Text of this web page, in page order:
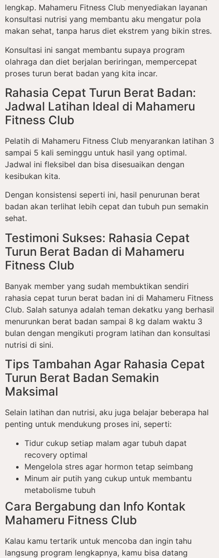
lengkap. Mahameru Fitness Club menyediakan layanan
konsultasi nutrisi yang membantu aku mengatur pola
makan sehat, tanpa harus diet ekstrem yang bikin stres.
Konsultasi ini sangat membantu supaya program
olahraga dan diet berjalan beriringan, mempercepat
proses turun berat badan yang kita incar.
Rahasia Cepat Turun Berat Badan:
Jadwal Latihan Ideal di Mahameru
Fitness Club
Pelatih di Mahameru Fitness Club menyarankan latihan 3
sampai 5 kali seminggu untuk hasil yang optimal.
Jadwal ini fleksibel dan bisa disesuaikan dengan
kesibukan kita.
Dengan konsistensi seperti ini, hasil penurunan berat
badan akan terlihat lebih cepat dan tubuh pun semakin
sehat.
Testimoni Sukses: Rahasia Cepat
Turun Berat Badan di Mahameru
Fitness Club
Banyak member yang sudah membuktikan sendiri
rahasia cepat turun berat badan ini di Mahameru Fitness
Club. Salah satunya adalah teman dekatku yang berhasil
menurunkan berat badan sampai 8 kg dalam waktu 3
bulan dengan mengikuti program latihan dan konsultasi
nutrisi di sini.
Tips Tambahan Agar Rahasia Cepat
Turun Berat Badan Semakin
Maksimal
Selain latihan dan nutrisi, aku juga belajar beberapa hal
penting untuk mendukung proses ini, seperti:
Tidur cukup setiap malam agar tubuh dapat
recovery optimal
Mengelola stres agar hormon tetap seimbang
Minum air putih yang cukup untuk membantu
metabolisme tubuh
Cara Bergabung dan Info Kontak
Mahameru Fitness Club
Kalau kamu tertarik untuk mencoba dan ingin tahu
langsung program lengkapnya, kamu bisa datang